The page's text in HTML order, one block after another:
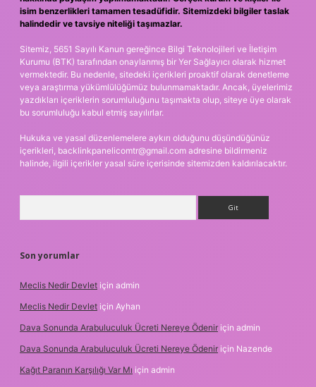
isim benzerlikleri tamamen tesadüfidir. Sitemizdeki bilgiler taslak
halindedir ve tavsiye niteliği taşımazlar.
Sitemiz, 5651 Sayılı Kanun gereğince Bilgi Teknolojileri ve İletişim
Kurumu (BTK) tarafından onaylanmış bir Yer Sağlayıcı olarak hizmet
vermektedir. Bu nedenle, sitedeki içerikleri proaktif olarak denetleme
veya araştırma yükümlülüğümüz bulunmamaktadır. Ancak, üyelerimiz
yazdıkları içeriklerin sorumluluğunu taşımakta olup, siteye üye olarak
bu sorumluluğu kabul etmiş sayılırlar.
Hukuka ve yasal düzenlemelere aykırı olduğunu düşündüğünüz
içerikleri, backlinkpanelicomtr@gmail.com adresine bildirmeniz
halinde, ilgili içerikler yasal süre içerisinde sitemizden kaldırılacaktır.
Son yorumlar
Meclis Nedir Devlet için admin
Meclis Nedir Devlet için Ayhan
Dava Sonunda Arabuluculuk Ücreti Nereye Ödenir için admin
Dava Sonunda Arabuluculuk Ücreti Nereye Ödenir için Nazende
Kağıt Paranın Karşılığı Var Mı için admin